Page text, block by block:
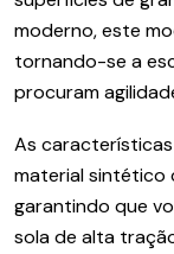
moderno, este
tornando-se a
procuram
As
material sintético
garantindo que
sola de alta